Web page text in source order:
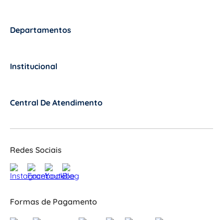
Departamentos
Institucional
Central De Atendimento
Redes Sociais
Formas de Pagamento